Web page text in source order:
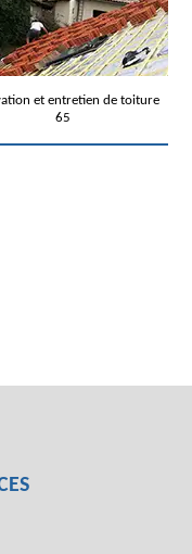
et entretien de toiture
65